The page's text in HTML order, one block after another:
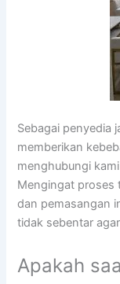
Sebagai penyedia
memberikan
menghubungi
Mengingat proses
dan pemasangan
tidak sebentar
Apakah